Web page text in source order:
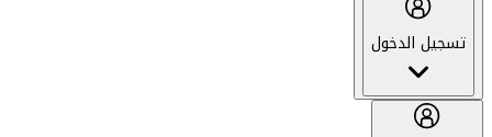
تسجيل الدخول